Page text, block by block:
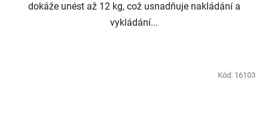
dokáže unést až 12 kg, což usnadňuje nakládání a
vykládání...
Kód: 16103